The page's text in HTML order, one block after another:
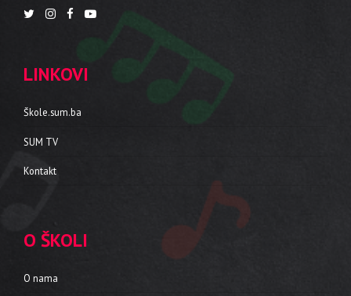
LINKOVI
Škole.sum.ba
SUM TV
Kontakt
O ŠKOLI
O nama